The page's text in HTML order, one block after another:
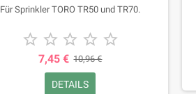
Für Sprinkler TORO TR50 und TR70.
    
7,45 € 10,96 €
DETAILS